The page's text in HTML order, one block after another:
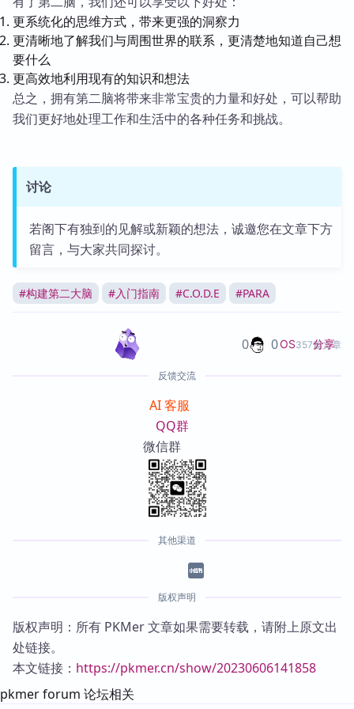
更系统化的思维方式，带来更强的洞察力
更清晰地了解我们与周围世界的联系，更清楚地知道自己想
要什么
更高效地利用现有的知识和想法
总之，拥有第二脑将带来非常宝贵的力量和好处，可以帮助
我们更好地处理工作和生活中的各种任务和挑战。
讨论
若阁下有独到的见解或新颖的想法，诚邀您在文章下方
留言，与大家共同探讨。
#构建第二大脑 #入门指南 #C.O.D.E #PARA
OS357篇文章
0 0 分享
反馈交流
AI 客服
QQ群
微信群
其他渠道
版权声明
版权声明：所有 PKMer 文章如果需要转载，请附上原文出
处链接。
本文链接： https://pkmer.cn/show/20230606141858
pkmer forum 论坛相关